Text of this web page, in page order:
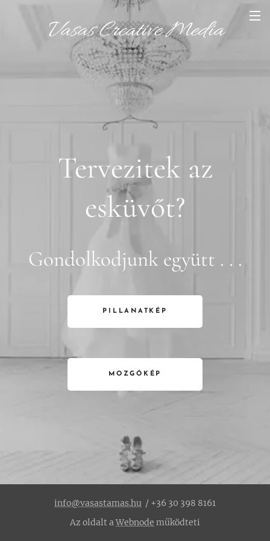
VasasCreativeMedia
Tervezitek az
esküvőt?
Gondolkodjunk együtt . . .
PILLANATKÉP
MOZGÓKÉP
info@vasastamas.hu / +36 30 398 8161
Az oldalt aWebnode működteti